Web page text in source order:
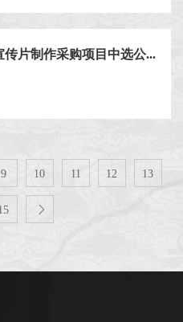
传片制作采购项目中选公...
9 10 11 12 13
